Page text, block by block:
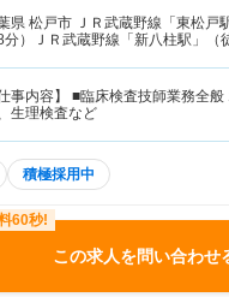
県 松戸市
ＪＲ武蔵野線「東松戸
分）ＪＲ武蔵野線「新八柱駅」（
仕事内容】 ■臨床検査技師業務全
生理検査など
積極採用中
この求人を問い合わせ